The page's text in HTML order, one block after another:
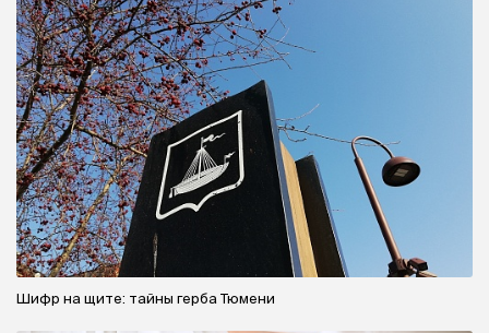
Шифр на щите: тайны герба Тюмени